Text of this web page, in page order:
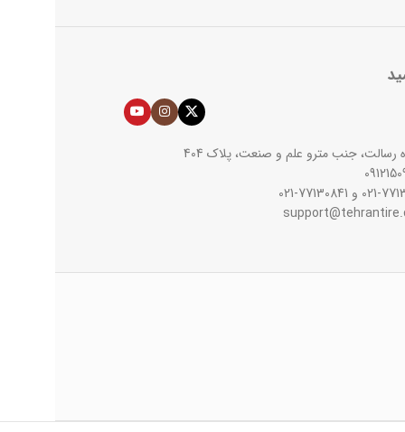
رسالت، جنب مترو علم و صنعت، پلاک 404